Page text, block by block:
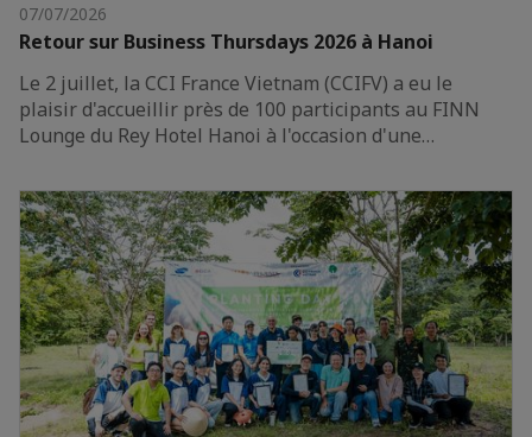
07/07/2026
Retour sur Business Thursdays 2026 à Hanoi
Le 2 juillet, la CCI France Vietnam (CCIFV) a eu le
plaisir d'accueillir près de 100 participants au FINN
Lounge du Rey Hotel Hanoi à l'occasion d'une…